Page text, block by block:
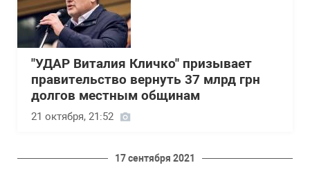
"УДАР Виталия Кличко" призывает
правительство вернуть 37 млрд грн
долгов местным общинам
21 октября, 21:52
17 сентября 2021